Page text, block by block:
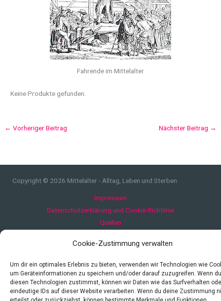
Cookie-Zustimmung verwalten
Um dir ein optimales Erlebnis zu bieten, verwenden wir Technologien wie
um Geräteinformationen zu speichern und/oder darauf zuzugreifen. Wenn du
diesen Technologien zustimmst, können wir Daten wie das Surfverhalten
eindeutige IDs auf dieser Website verarbeiten. Wenn du deine Zustimmung
Fahrende im Mittelalter
Keine Produkte gefunden.
← Vorheriger Beitrag Nächster Beitrag →
Copyright © 2026 Mittelalter - Alltag, Leben und Sterben
Impressum
Datenschutzerklärung und Cookie-Richtlinie
Quellen